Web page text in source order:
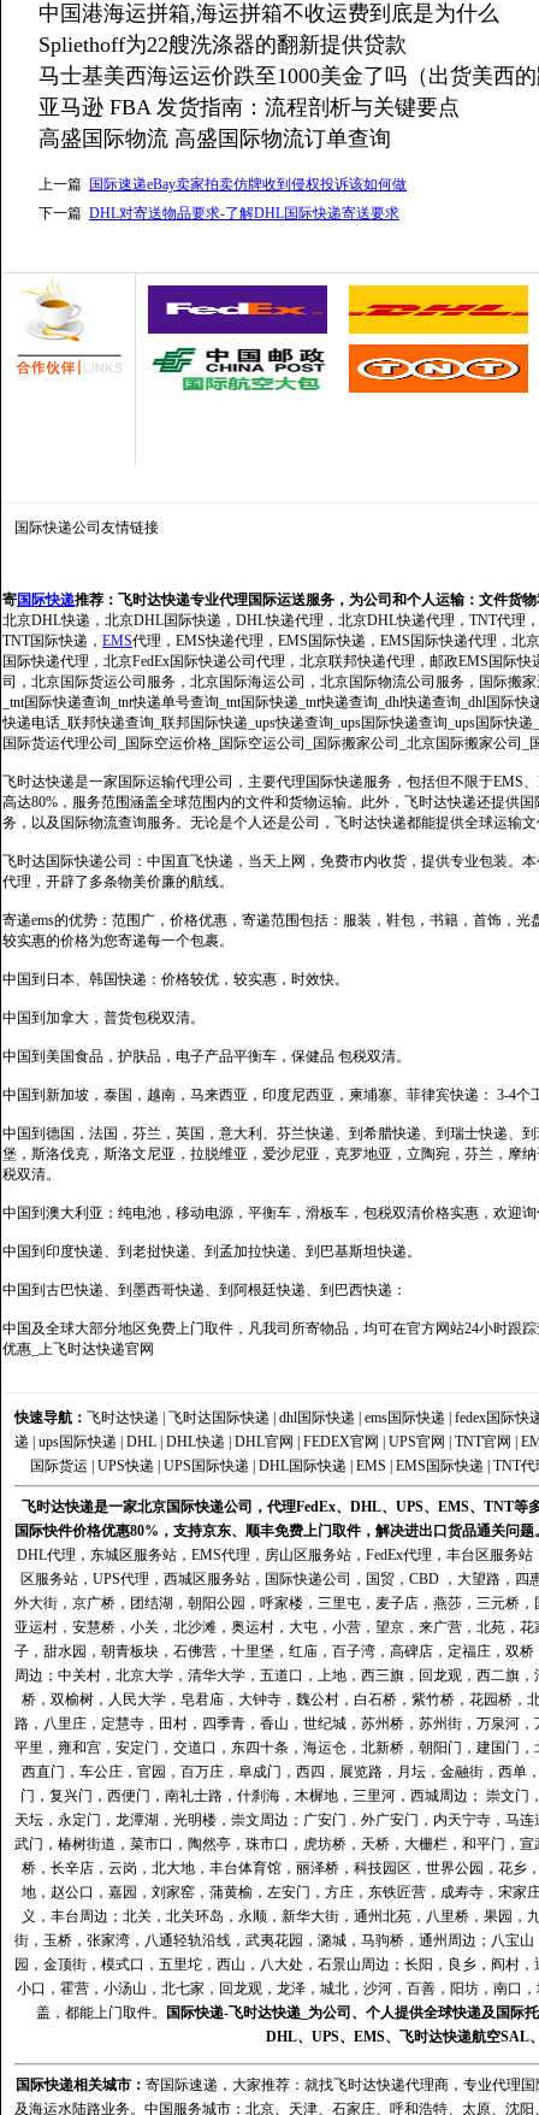
中国港海运拼箱,海运拼箱不收运费到底是为什么
Spliethoff为22艘洗涤器的翻新提供贷款
马士基美西海运运价跌至1000美金了吗（出货美西
亚马逊 FBA 发货指南：流程剖析与关键要点
高盛国际物流 高盛国际物流订单查询
上一篇 国际速递eBay卖家拍卖仿牌收到侵权投诉该如何做
下一篇 DHL对寄送物品要求-了解DHL国际快递寄送要求
国际快递公司 友情链接
寄国际快递推荐： 飞时达快递专业代理国际运送服务，为公司和个人运输：文件货
北京DHL快递，北京DHL国际快递，DHL快递代理，北京DHL快递代理，TNT代理
TNT国际快递， EMS代理，EMS快递代理，EMS国际快递，EMS国际快递代理，北
国际快递代理，北京FedEx国际快递公司代理，北京联邦快递代理，邮政EMS国际
司，北京国际货运公司服务，北京国际海运公司，北京国际物流公司服务，国际搬
_tnt国际快递查询_tnt快递单号查询_tnt国际快递_tnt快递查询_dhl快递查询_dhl国际
快递电话_联邦快递查询_联邦国际快递_ups快递查询_ups国际快递查询_ups国际快
国际货运代理公司_国际空运价格_国际空运公司_国际搬家公司_北京国际搬家公司_
飞时达快递是一家国际运输代理公司，主要代理国际快递服务，包括但不限于EMS
高达80%，服务范围涵盖全球范围内的文件和货物运输。此外，飞时达快递还提供
务，以及国际物流查询服务。无论是个人还是公司，飞时达快递都能提供全球运输
飞时达国际快递公司：中国直飞快递，当天上网，免费市内收货，提供专业包装。
代理，开辟了多条物美价廉的航线。
寄递ems的优势：范围广，价格优惠，寄递范围包括：服装，鞋包，书籍，首饰，
较实惠的价格为您寄递每一个包裹。
中国到日本、韩国快递：价格较优，较实惠，时效快。
中国到加拿大，普货包税双清。
中国到美国食品，护肤品，电子产品平衡车，保健品 包税双清。
中国到新加坡，泰国，越南，马来西亚，印度尼西亚，柬埔寨、菲律宾快递： 3-4个
中国到德国，法国，芬兰，英国，意大利、芬兰快递、到希腊快递、到瑞士快递、
堡，斯洛伐克，斯洛文尼亚，拉脱维亚，爱沙尼亚，克罗地亚，立陶宛，芬兰，摩
税双清。
中国到澳大利亚；纯电池，移动电源，平衡车，滑板车，包税双清价格实惠，欢迎
中国到印度快递、到老挝快递、到孟加拉快递、到巴基斯坦快递。
中国到古巴快递、到墨西哥快递、到阿根廷快递、到巴西快递：
中国及全球大部分地区免费上门取件，凡我司所寄物品，均可在官方网站24小时跟
优惠_上飞时达快递官网
快速导航： 飞时达快递 飞时达国际快递 dhl国际快递 ems国际快递
fedex国际快
递
ups国际快递 DHL DHL快递 DHL官网 FEDEX官网 UPS官网 TNT官网
国际货运| UPS快递 UPS国际快递 DHL国际快递 EMS EMS国际快递 TNT代
飞时达快递是一家北京国际快递公司，代理FedEx、DHL、UPS、EMS、TNT
国际快件价格优惠80%，支持京东、顺丰免费上门取件，解决进出口货品通关问题
DHL代理 ， 东城区服务站 ， EMS代理 ， 房山区服务站 ， FedEx代理 ， 丰台区服务站
区服务站， UPS代理 ， 西城区服务站， 国际快递公司 ，国贸，CBD ，大望路，
外大街，京广桥，团结湖，朝阳公园，呼家楼，三里屯，麦子店，燕莎，三元桥
亚运村，安慧桥，小关，北沙滩，奥运村，大屯，小营，望京，来广营，北苑，
子，甜水园，朝青板块，石佛营，十里堡，红庙，百子湾，高碑店，定福庄，双
周边；中关村，北京大学，清华大学，五道口，上地，西三旗，回龙观，西二旗
桥，双榆树，人民大学，皂君庙，大钟寺，魏公村，白石桥，紫竹桥，花园桥
路，八里庄，定慧寺，田村，四季青，香山，世纪城，苏州桥，苏州街，万泉河
平里，雍和宫，安定门，交道口，东四十条，海运仓，北新桥，朝阳门，建国门
西直门，车公庄，官园，百万庄，阜成门，西四，展览路，月坛，金融街，西
门，复兴门，西便门，南礼士路，什刹海，木樨地，三里河，西城周边； 崇文
天坛，永定门，龙潭湖，光明楼，崇文周边；广安门，外广安门，内天宁寺，马
武门，椿树街道，菜市口，陶然亭，珠市口，虎坊桥，天桥，大栅栏，和平门，
桥，长辛店，云岗，北大地，丰台体育馆，丽泽桥，科技园区，世界公园，花
地，赵公口，嘉园，刘家窑，蒲黄榆，左安门，方庄，东铁匠营，成寿寺，宋
义，丰台周边；北关，北关环岛，永顺，新华大街，通州北苑，八里桥，果园
街，玉桥，张家湾，八通轻轨沿线，武夷花园，潞城，马驹桥，通州周边；八宝
园，金顶街，模式口，五里坨，西山，八大处，石景山周边；长阳，良乡，阎村
小口，霍营，小汤山，北七家，回龙观，龙泽，城北，沙河，百善，阳坊，南口
盖，都能上门取件。
国际快递-飞时达快递_为公司、个人提供全球快递及国际
DHL、 UPS、 EMS、 飞时达快递航空SAL
国际快递相关城市： 寄国际速递，大家推荐：就找飞时达快递代理商，专业代理
及海运水陆路业务。中国服务城市：北京、天津、石家庄、呼和浩特、太原、沈